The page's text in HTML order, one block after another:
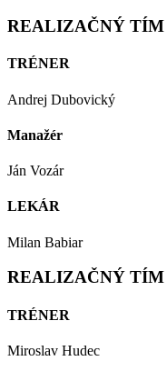
REALIZAČNÝ TÍM
TRÉNER
Andrej Dubovický
Manažér
Ján Vozár
LEKÁR
Milan Babiar
REALIZAČNÝ TÍM
TRÉNER
Miroslav Hudec